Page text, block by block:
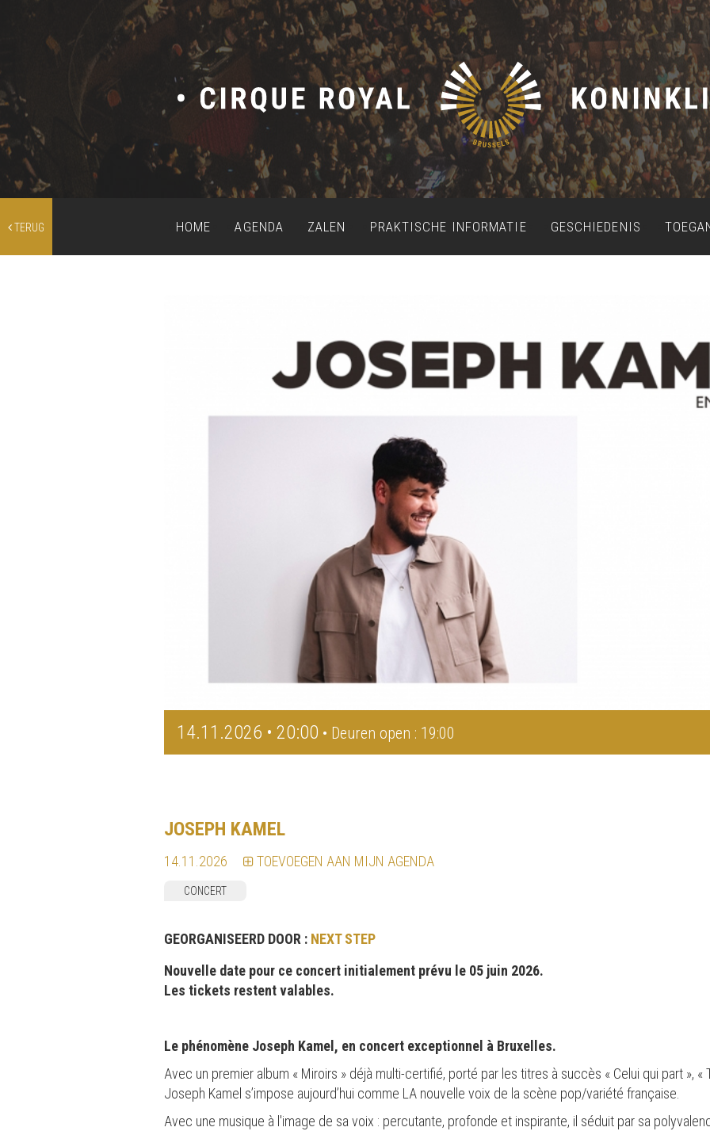
TERUG HOME AGENDA ZALEN PRAKTISCHE INFORMATIE GESCHIEDENIS
14.11.2026 • 20:00 • Deuren open : 19:00
JOSEPH KAMEL
14.11.2026 TOEVOEGEN AAN MIJN AGENDA
CONCERT
GEORGANISEERD DOOR : NEXT STEP
Nouvelle date pour ce concert initialement prévu le 05 juin 2026.
Les tickets restent valables.
Le phénomène Joseph Kamel, en concert exceptionnel à Bruxelles.
Avec un premier album « Miroirs » déjà multi-certifié, porté par les titres à succès « Celui qui part », «
Joseph Kamel s’impose aujourd’hui comme LA nouvelle voix de la scène pop/variété française.
Avec une musique à l'image de sa voix : percutante, profonde et inspirante, il séduit par sa